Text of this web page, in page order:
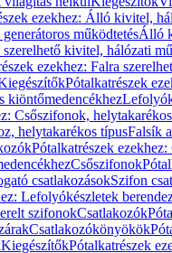
ezekhez: Álló kivitel,
működtetésÁlló
kivitel, hálózati
ezekhez: Falra
Pótalkatrészek
kiöntőmedencékhez
Csőszifonok,
helytakarékos típusFalsík
Pótalkatrészek
Csőszifonok
csatlakozásokSzifon
Lefolyókészletek
szifonokCsatlakozók
Csatlakozókönyökök
KiegészítőkPótalkatrészek